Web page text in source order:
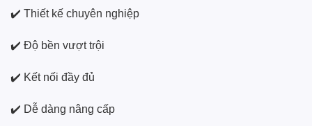
✔️ Thiết kế chuyên nghiệp
✔️ Độ bền vượt trội
✔️ Kết nối đầy đủ
✔️ Dễ dàng nâng cấp